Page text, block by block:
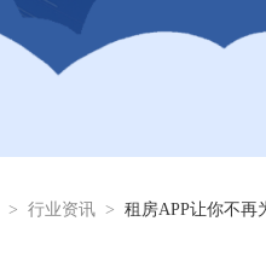
> 行业资讯 > 租房APP让你不再